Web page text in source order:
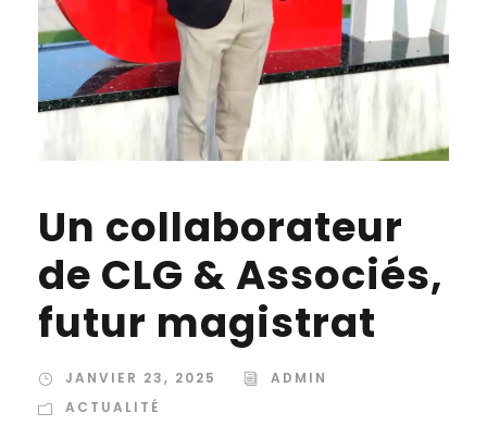
Un collaborateur
de CLG & Associés,
futur magistrat
JANVIER 23, 2025
ADMIN
ACTUALITÉ